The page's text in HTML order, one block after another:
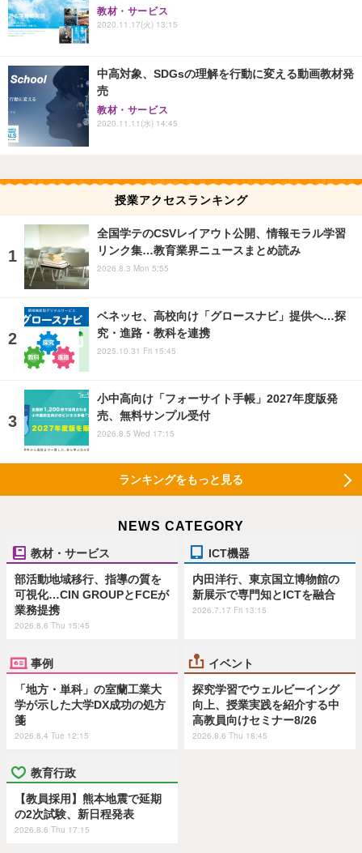
教材・サービス
2020.11.17(火) 13:15
中高対象、SDGsの理解を行動に変える動画教材発
売
教材・サービス
2020.11.11(水) 14:45
授業アクセスランキング
全国学テのCSVレイアウト公開、情報モラル学習
リンク集…教育業界ニュースまとめ読み
2026.8.3 Mon 5:55
ベネッセ、高校向け「グロースナビ」提供へ…探
究・進路・教科を連携
2025.10.31 Fri 15:45
小中高向け「フォーサイト手帳」2027年度版発
売、無料サンプル受付
2026.8.5 Wed 17:15
ランキングをもっと見る
NEWS CATEGORY
教材・サービス
部活動地域移行、指導の質を
可視化…CIN GROUPとFCEが
業務提携
2026.8.6 Thu 15:45
ICT機器
内田洋行、東京国立博物館の
新展示で専門知とICTを融合
2026.7.17 Fri 13:15
事例
「地方・単科」の室蘭工業大
学が示した大学DX成功の処方
箋
2026.8.4 Tue 12:15
イベント
探究学習でウェルビーイング
向上、授業実践を紹介する中
高教員向けセミナー8/26
2026.8.6 Thu 18:45
教育行政
【教員採用】熊本地震で延期
の2次試験、新日程発表
2026.8.6 Thu 17:15